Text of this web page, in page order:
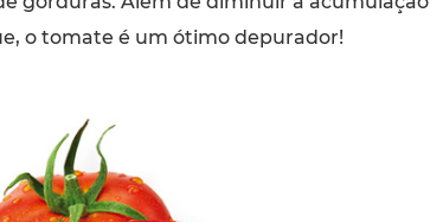
o tomate é um ótimo depurador!